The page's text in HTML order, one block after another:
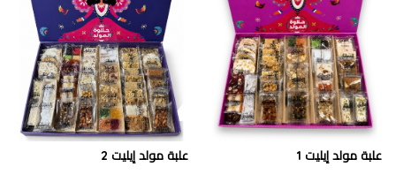
علبة مولد إيليت 1 علبة مولد إيليت 2